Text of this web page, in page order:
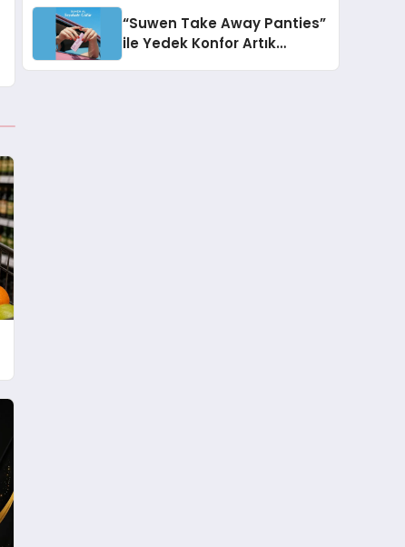
“Suwen Take Away Panties”
ile Yedek Konfor Artık